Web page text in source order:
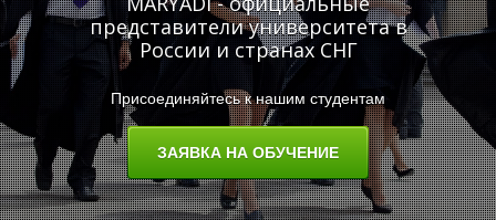
представители университета в
России и странах СНГ
Присоединяйтесь к нашим студентам
ЗАЯВКА НА ОБУЧЕНИЕ